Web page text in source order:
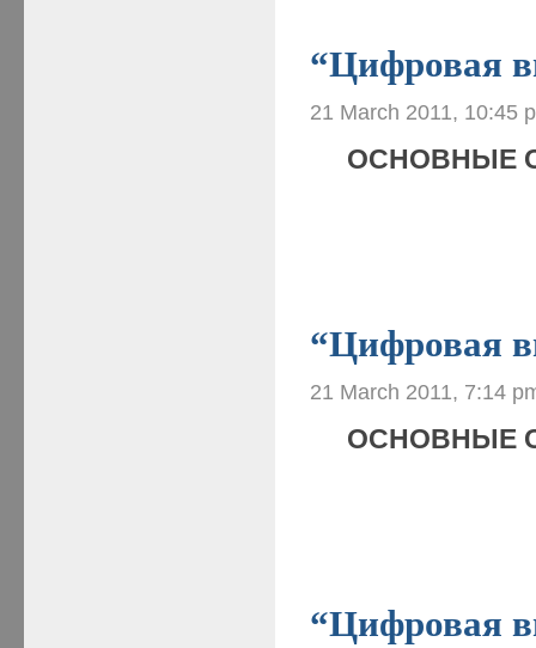
“Цифровая
21 March 2011, 10:45
ОСНОВНЫЕ
“Цифровая
21 March 2011, 7:14
ОСНОВНЫЕ
“Цифровая